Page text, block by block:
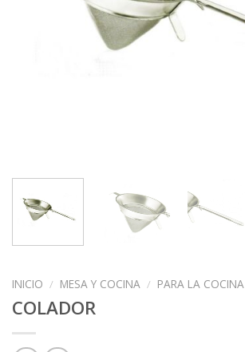
INICIO / MESA Y COCINA / PARA LA COCINA
COLADOR